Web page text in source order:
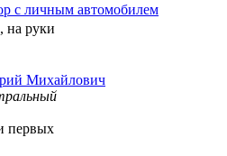
с личным автомобилем
на руки
Михайлович
первых